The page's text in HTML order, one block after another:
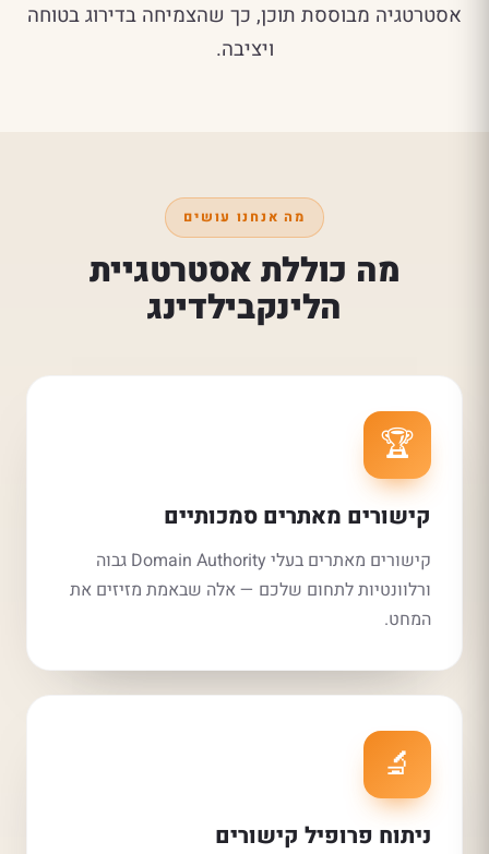
אסטרטגיה מבוססת תוכן, כך שהצמיחה בדירוג בטוחה
ויציבה.
מה אנחנו עושים
מה כוללת אסטרטגיית
הלינקבילדינג
🏆
קישורים מאתרים סמכותיים
קישורים מאתרים בעלי Domain Authority גבוה
ורלוונטיות לתחום שלכם — אלה שבאמת מזיזים את
המחט.
🔬
ניתוח פרופיל קישורים